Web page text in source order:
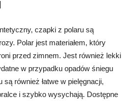
czapki z polaru są
Polar jest materiałem, który
przed zimnem. Jest również lekki
w przypadku opadów śniegu
również łatwe w pielęgnacji,
i szybko wysychają. Dostępne